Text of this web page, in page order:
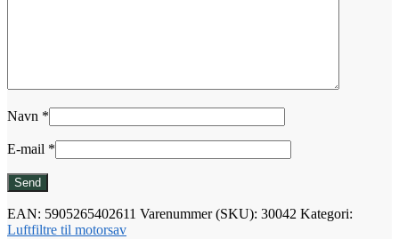
Navn *
E-mail *
EAN: 5905265402611 Varenummer (SKU): 30042 Kategori:
Luftfiltre til motorsav